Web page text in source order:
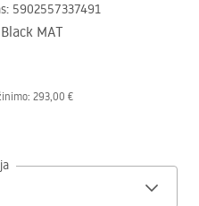
: 5902557337491
MAT
293,00 €